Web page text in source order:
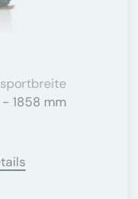
- 1858 mm